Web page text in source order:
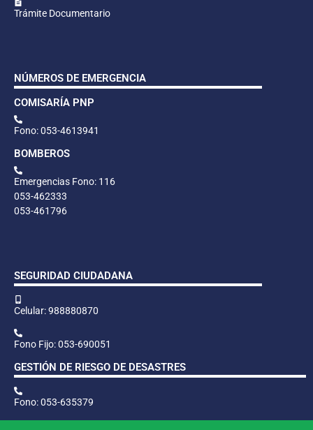
Trámite Documentario
NÚMEROS DE EMERGENCIA
COMISARÍA PNP
Fono: 053-4613941
BOMBEROS
Emergencias Fono: 116
053-462333
053-461796
SEGURIDAD CIUDADANA
Celular: 988880870
Fono Fijo: 053-690051
GESTIÓN DE RIESGO DE DESASTRES
Fono: 053-635379